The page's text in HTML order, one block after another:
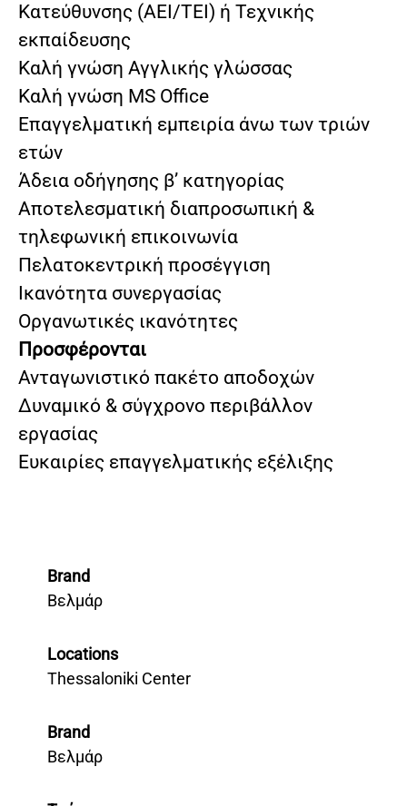
Κατεύθυνσης (ΑΕΙ/ΤΕΙ) ή Τεχνικής
εκπαίδευσης
Καλή γνώση Αγγλικής γλώσσας
Καλή γνώση MS Office
Επαγγελματική εμπειρία άνω των τριών
ετών
Άδεια οδήγησης β’ κατηγορίας
Αποτελεσματική διαπροσωπική &
τηλεφωνική επικοινωνία
Πελατοκεντρική προσέγγιση
Ικανότητα συνεργασίας
Οργανωτικές ικανότητες
Προσφέρονται
Ανταγωνιστικό πακέτο αποδοχών
Δυναμικό & σύγχρονο περιβάλλον
εργασίας
Ευκαιρίες επαγγελματικής εξέλιξης
Brand
Βελμάρ
Locations
Thessaloniki Center
Brand
Βελμάρ